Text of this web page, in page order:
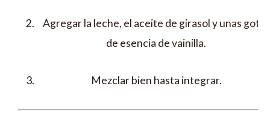
Agregar la leche, el aceite de girasol y unas gotas
de esencia de vainilla.
Mezclar bien hasta integrar.